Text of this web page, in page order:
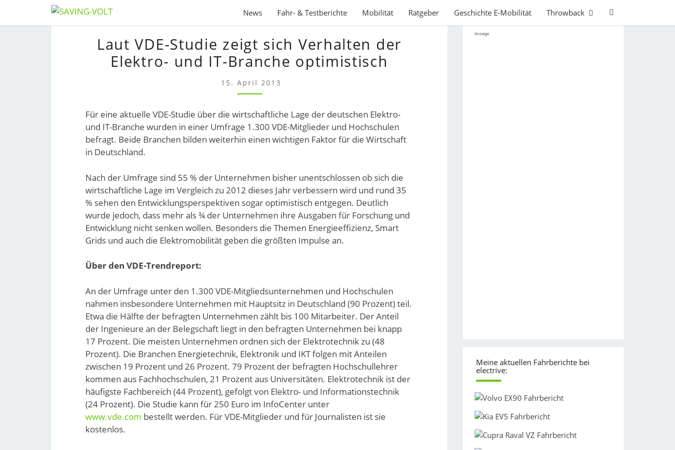
Skip
News Fahr- & Testberichte Mobilität Ratgeber Geschichte E-Mobilität Throwback
Search
VDE-
STUDIE
ZEIGT
SICH
VERHALTEN
ELEKTRO-
UND
IT-
Laut VDE-Studie zeigt sich Verhalten der
Elektro- und IT-Branche optimistisch
15. April 2013
Für eine aktuelle VDE-Studie über die wirtschaftliche Lage der deutschen Elektro-
und IT-Branche wurden in einer Umfrage 1.300 VDE-Mitglieder und Hochschulen
befragt. Beide Branchen bilden weiterhin einen wichtigen Faktor für die Wirtschaft
in Deutschland.
Nach der Umfrage sind 55 % der Unternehmen bisher unentschlossen ob sich die
wirtschaftliche Lage im Vergleich zu 2012 dieses Jahr verbessern wird und rund 35
% sehen den Entwicklungsperspektiven sogar optimistisch entgegen. Deutlich
wurde jedoch, dass mehr als ¾ der Unternehmen ihre Ausgaben für Forschung und
Entwicklung nicht senken wollen. Besonders die Themen Energieeffizienz, Smart
Grids und auch die Elektromobilität geben die größten Impulse an.
Über den VDE-Trendreport:
An der Umfrage unter den 1.300 VDE-Mitgliedsunternehmen und Hochschulen
nahmen insbesondere Unternehmen mit Hauptsitz in Deutschland (90 Prozent) teil.
Etwa die Hälfte der befragten Unternehmen zählt bis 100 Mitarbeiter. Der Anteil
der Ingenieure an der Belegschaft liegt in den befragten Unternehmen bei knapp
17 Prozent. Die meisten Unternehmen ordnen sich der Elektrotechnik zu (48
Prozent). Die Branchen Energietechnik, Elektronik und IKT folgen mit Anteilen
zwischen 19 Prozent und 26 Prozent. 79 Prozent der befragten Hochschullehrer
kommen aus Fachhochschulen, 21 Prozent aus Universitäten. Elektrotechnik ist der
häufigste Fachbereich (44 Prozent), gefolgt von Elektro- und Informationstechnik
(24 Prozent). Die Studie kann für 250 Euro im InfoCenter unter
www.vde.com bestellt werden. Für VDE-Mitglieder und für Journalisten ist sie
kostenlos.
Anzeige:
Meine aktuellen Fahrberichte bei
electrive: